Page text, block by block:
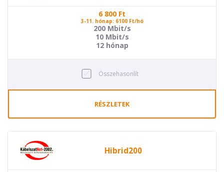
6 800 Ft
3-11. hónap: 6100 Ft/hó
200 Mbit/s
10 Mbit/s
12 hónap
Összehasonlít
RÉSZLETEK
Hibrid200